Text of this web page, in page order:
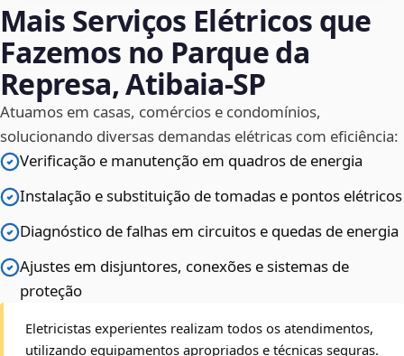
Mais Serviços Elétricos que
Fazemos no Parque da
Represa, Atibaia‑SP
Atuamos em casas, comércios e condomínios,
solucionando diversas demandas elétricas com eficiência:
Verificação e manutenção em quadros de energia
Instalação e substituição de tomadas e pontos elétricos
Diagnóstico de falhas em circuitos e quedas de energia
Ajustes em disjuntores, conexões e sistemas de
proteção
Eletricistas experientes realizam todos os atendimentos,
utilizando equipamentos apropriados e técnicas seguras.